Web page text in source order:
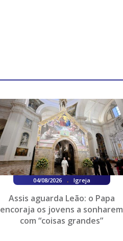
04/08/2026 . Igreja
Assis aguarda Leão: o Papa
encoraja os jovens a sonharem
com “coisas grandes”